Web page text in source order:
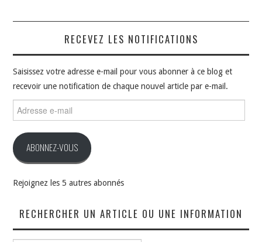
RECEVEZ LES NOTIFICATIONS
Saisissez votre adresse e-mail pour vous abonner à ce blog et
recevoir une notification de chaque nouvel article par e-mail.
e-
ABONNEZ-VOUS
Rejoignez les 5 autres abonnés
RECHERCHER UN ARTICLE OU UNE INFORMATION